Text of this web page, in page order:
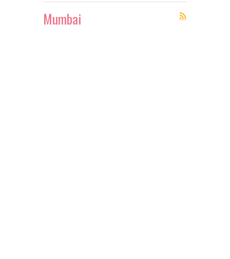
Mumbai